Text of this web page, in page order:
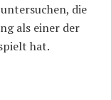
die
als einer der
hat.